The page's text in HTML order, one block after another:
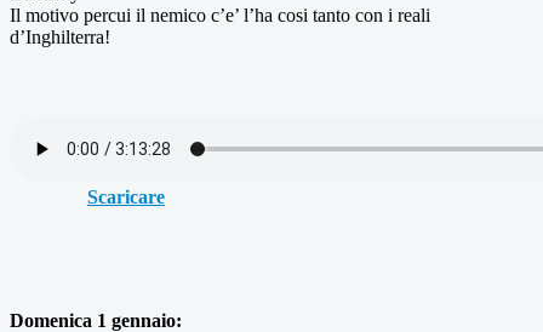
Il motivo percui il nemico c’e’ l’ha cosi tanto con i reali
d’Inghilterra!
Scaricare
Domenica 1 gennaio: